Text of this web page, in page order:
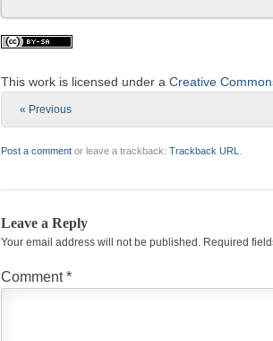
This work is licensed under a Creative
« Previous
Post a comment or leave a trackback: Trackback URL
Leave a Reply
Your email address will not be published. Required
Comment*